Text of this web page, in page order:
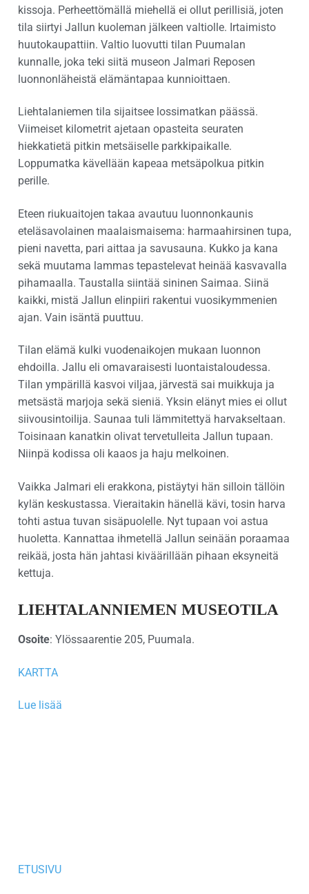
kissoja. Perheettömällä miehellä ei ollut perillisiä, joten
tila siirtyi Jallun kuoleman jälkeen valtiolle. Irtaimisto
huutokaupattiin. Valtio luovutti tilan Puumalan
kunnalle, joka teki siitä museon Jalmari Reposen
luonnonläheistä elämäntapaa kunnioittaen.
Liehtalaniemen tila sijaitsee lossimatkan päässä.
Viimeiset kilometrit ajetaan opasteita seuraten
hiekkatietä pitkin metsäiselle parkkipaikalle.
Loppumatka kävellään kapeaa metsäpolkua pitkin
perille.
Eteen riukuaitojen takaa avautuu luonnonkaunis
eteläsavolainen maalaismaisema: harmaahirsinen tupa,
pieni navetta, pari aittaa ja savusauna. Kukko ja kana
sekä muutama lammas tepastelevat heinää kasvavalla
pihamaalla. Taustalla siintää sininen Saimaa. Siinä
kaikki, mistä Jallun elinpiiri rakentui vuosikymmenien
ajan. Vain isäntä puuttuu.
Tilan elämä kulki vuodenaikojen mukaan luonnon
ehdoilla. Jallu eli omavaraisesti luontaistaloudessa.
Tilan ympärillä kasvoi viljaa, järvestä sai muikkuja ja
metsästä marjoja sekä sieniä. Yksin elänyt mies ei ollut
siivousintoilija. Saunaa tuli lämmitettyä harvakseltaan.
Toisinaan kanatkin olivat tervetulleita Jallun tupaan.
Niinpä kodissa oli kaaos ja haju melkoinen.
Vaikka Jalmari eli erakkona, pistäytyi hän silloin tällöin
kylän keskustassa. Vieraitakin hänellä kävi, tosin harva
tohti astua tuvan sisäpuolelle. Nyt tupaan voi astua
huoletta. Kannattaa ihmetellä Jallun seinään poraamaa
reikää, josta hän jahtasi kiväärillään pihaan eksyneitä
kettuja.
LIEHTALANNIEMEN MUSEOTILA
Osoite: Ylössaarentie 205, Puumala.
KARTTA
Lue lisää
ETUSIVU